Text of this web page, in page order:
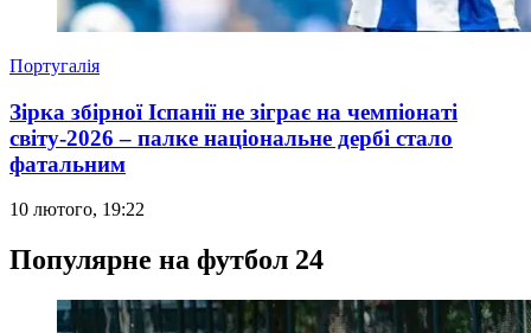
Португалія
Зірка збірної Іспанії не зіграє на чемпіонаті
світу-2026 – палке національне дербі стало
фатальним
10 лютого, 19:22
Популярне на футбол 24